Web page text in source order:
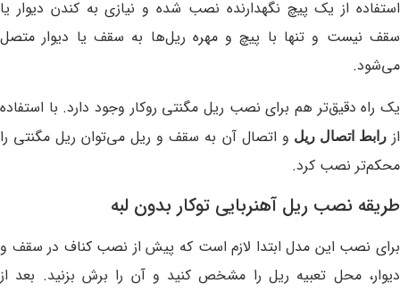
استفاده از یک پیچ نگهدارنده نصب شده و نیازی به کندن دیوار یا
سقف نیست و تنها با پیچ و مهره ریل‌ها به سقف یا دیوار متصل
می‌شود.
یک راه دقیق‌تر هم برای نصب ریل مگنتی روکار وجود دارد. با استفاده
ازرابط اتصال ریل و اتصال آن به سقف و ریل می‌توان ریل مگنتی را
محکم‌تر نصب کرد.
طریقه نصب ریل آهنربایی توکار بدون لبه
برای نصب این مدل ابتدا لازم است که پیش از نصب کناف در سقف و
دیوار، محل تعبیه ریل را مشخص کنید و آن را برش بزنید. بعد از